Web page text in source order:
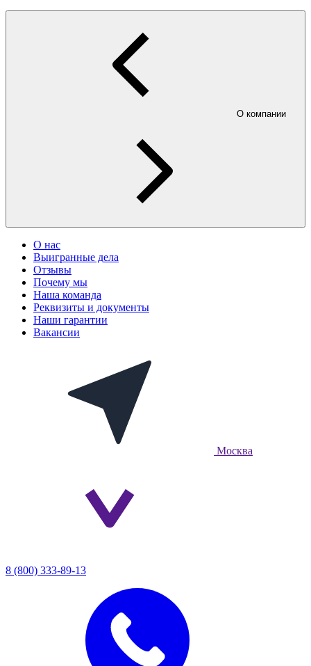
О компании
О нас
Выигранные дела
Отзывы
Почему мы
Наша команда
Реквизиты и документы
Наши гарантии
Вакансии
Москва
8 (800) 333-89-13